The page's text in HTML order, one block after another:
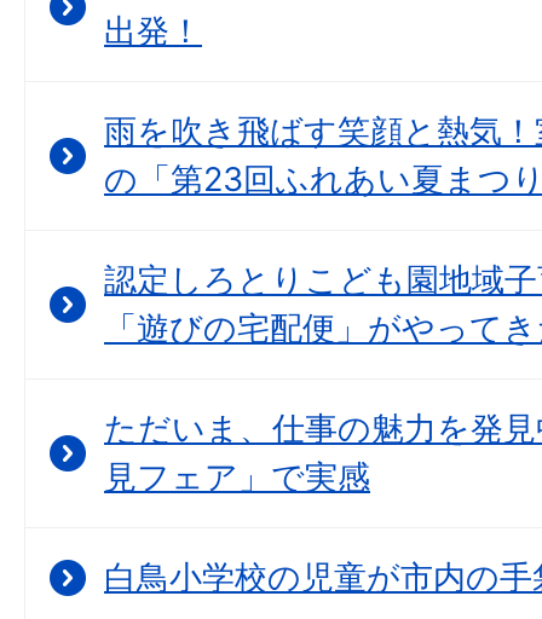
出発！
雨を吹き飛ばす笑顔と熱気
の「第23回ふれあい夏まつ
認定しろとりこども園地域
「遊びの宅配便」がやって
ただいま、仕事の魅力を発
見フェア」で実感
白鳥小学校の児童が市内の